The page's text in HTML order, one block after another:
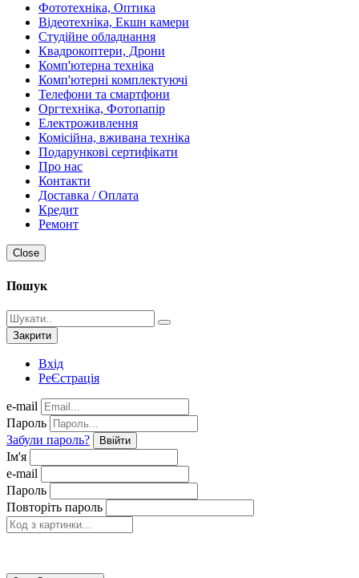
Фототехніка, Оптика
Відеотехніка, Екшн камери
Студійне обладнання
Квадрокоптери, Дрони
Комп'ютерна техніка
Комп'ютерні комплектуючі
Телефони та смартфони
Оргтехніка, Фотопапір
Електроживлення
Комісійна, вживана техніка
Подарункові сертифікати
Про нас
Контакти
Доставка / Оплата
Кредит
Ремонт
Close
Пошук
Закрити
Вхід
РеЄстрація
e-mail
Пароль
Забули пароль?
Ввійти
Ім'я
e-mail
Пароль
Повторіть пароль